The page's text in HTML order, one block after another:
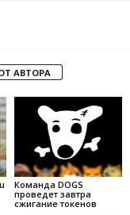
АВТОРА
Команда DOGS
проведет завтра
сжигание токенов